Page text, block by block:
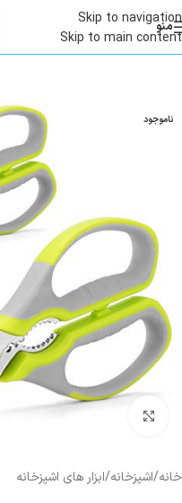
Skip to navigation
Skip to main content
منو
ناموجود
خانه/اشپزخانه/ابزار های اشپزخانه